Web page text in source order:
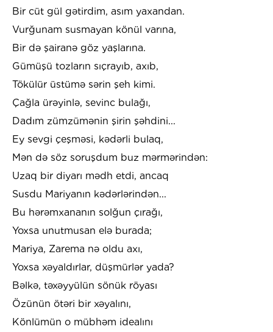
Bir cüt gül gətirdim, asım yaxandan.
Vurğunam susmayan könül varına,
Bir də şairanə göz yaşlarına.
Gümüşü tozların sıçrayıb, axıb,
Tökülür üstümə sərin şeh kimi.
Çağla ürəyinlə, sevinc bulağı,
Dadım zümzümənin şirin şəhdini...
Ey sevgi çeşməsi, kədərli bulaq,
Mən də söz soruşdum buz mərmərindən:
Uzaq bir diyarı mədh etdi, ancaq
Susdu Mariyanın kədərlərindən...
Bu hərəmxananın solğun çırağı,
Yoxsa unutmusan elə burada;
Mariya, Zarema nə oldu axı,
Yoxsa xəyaldırlar, düşmürlər yada?
Bəlkə, təxəyyülün sönük röyası
Özünün ötəri bir xəyalını,
Könlümün o mübhəm idealını